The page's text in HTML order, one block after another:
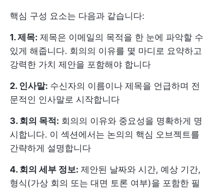
핵심 구성 요소는 다음과 같습니다:
1. 제목: 제목은 이메일의 목적을 한 눈에 파악할 수
있게 해줍니다. 회의의 이유를 몇 마디로 요약하고
강력한 가치 제안을 포함해야 합니다
2. 인사말: 수신자의 이름이나 제목을 언급하며 전
문적인 인사말로 시작합니다
3. 회의 목적: 회의의 이유와 중요성을 명확하게 명
시합니다. 이 섹션에서는 논의의 핵심 오브젝트를
간략하게 설명합니다
4. 회의 세부 정보: 제안된 날짜와 시간, 예상 기간,
형식(가상 회의 또는 대면 토론 여부)을 포함한 필